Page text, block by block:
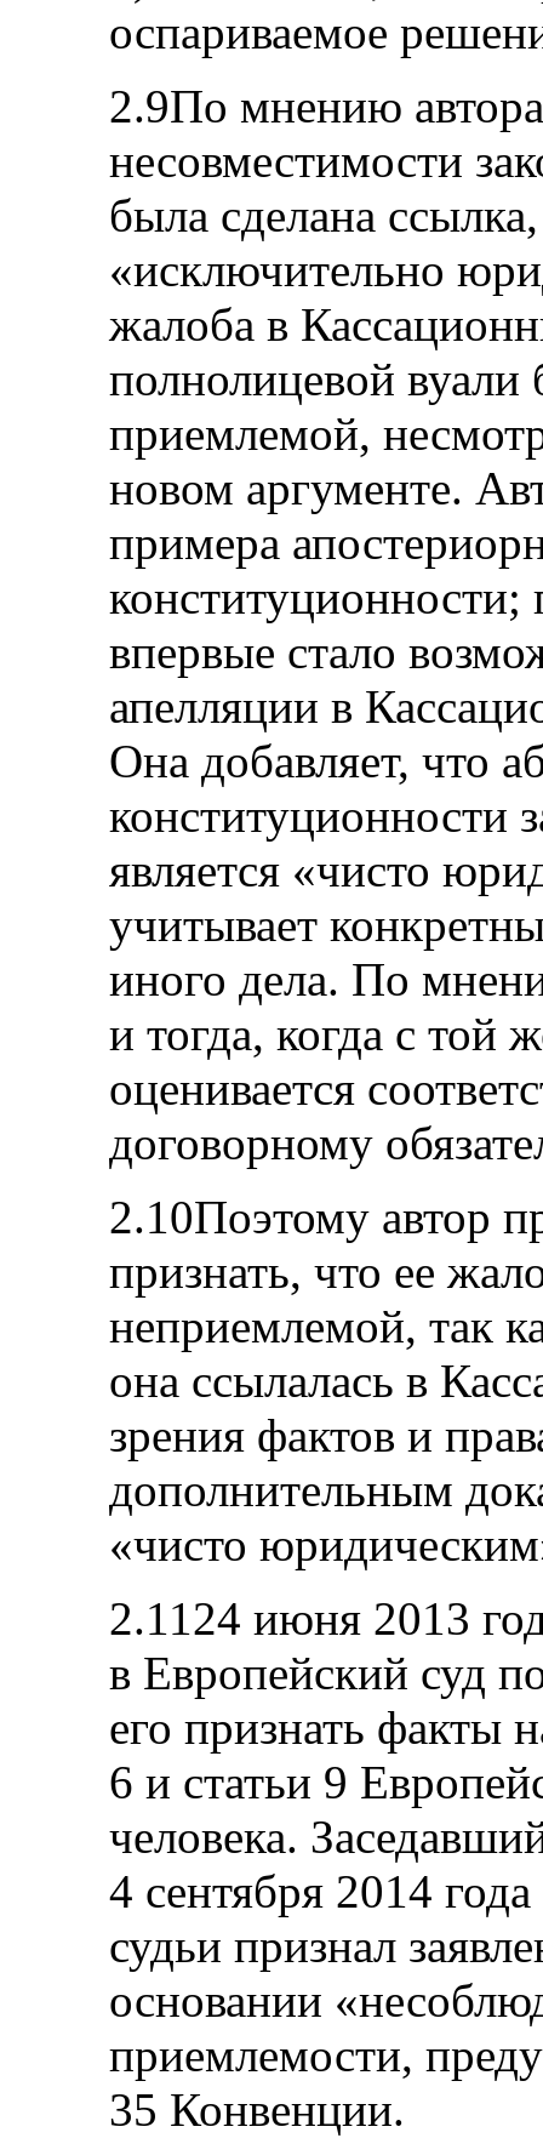
оспариваемое
2.9По мнению
несовместимости
была сделана
«исключительно
жалоба в
полнолицевой
приемлемой,
новом аргументе.
примера
впервые стало
апелляции в
Она добавляет, что
конституционности
является «чисто
учитывает
иного дела. По
и тогда, когда с той
оценивается
договорному
2.10Поэтому автор
признать, что ее
неприемлемой, так
она ссылалась в
зрения фактов и
дополнительным
«чисто
2.1124 июня 2013
в Европейский суд
его признать факты
6 и статьи 9
человека.
4 сентября 2014
судьи признал
основании
приемлемости,
35 Конвенции.